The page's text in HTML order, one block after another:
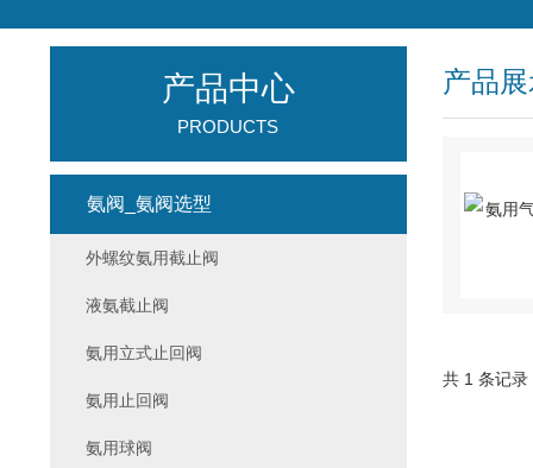
产品
共 1 条记
产品中心
PRODUCTS
氨阀_氨阀选型
外螺纹氨用截止阀
液氨截止阀
氨用立式止回阀
氨用止回阀
氨用球阀